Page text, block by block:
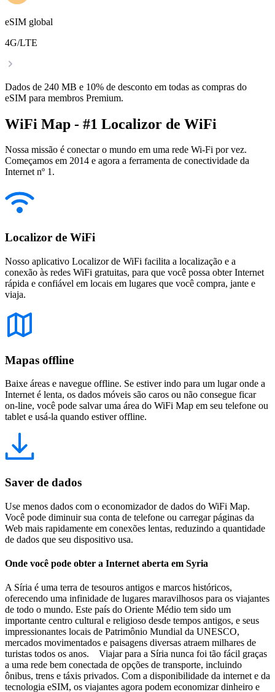
eSIM global
4G/LTE
Dados de 240 MB e 10% de desconto em todas as compras do
eSIM para membros Premium.
WiFi Map - #1 Localizor de WiFi
Nossa missão é conectar o mundo em uma rede Wi-Fi por vez.
Começamos em 2014 e agora a ferramenta de conectividade da
Internet nº 1.
Localizor de WiFi
Nosso aplicativo Localizor de WiFi facilita a localização e a
conexão às redes WiFi gratuitas, para que você possa obter Internet
rápida e confiável em locais em lugares que você compra, jante e
viaja.
Mapas offline
Baixe áreas e navegue offline. Se estiver indo para um lugar onde a
Internet é lenta, os dados móveis são caros ou não consegue ficar
on-line, você pode salvar uma área do WiFi Map em seu telefone ou
tablet e usá-la quando estiver offline.
Saver de dados
Use menos dados com o economizador de dados do WiFi Map.
Você pode diminuir sua conta de telefone ou carregar páginas da
Web mais rapidamente em conexões lentas, reduzindo a quantidade
de dados que seu dispositivo usa.
Onde você pode obter a Internet aberta em Syria
A Síria é uma terra de tesouros antigos e marcos históricos,
oferecendo uma infinidade de lugares maravilhosos para os viajantes
de todo o mundo. Este país do Oriente Médio tem sido um
importante centro cultural e religioso desde tempos antigos, e seus
impressionantes locais de Patrimônio Mundial da UNESCO,
mercados movimentados e paisagens diversas atraem milhares de
turistas todos os anos. Viajar para a Síria nunca foi tão fácil graças
a uma rede bem conectada de opções de transporte, incluindo
ônibus, trens e táxis privados. Com a disponibilidade da internet e da
tecnologia eSIM, os viajantes agora podem economizar dinheiro e